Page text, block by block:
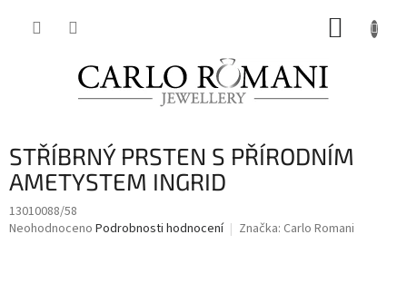
STŘÍBRNÝ PRSTEN S PŘÍRODNÍM
AMETYSTEM INGRID
13010088/58
Průměrné
Neohodnoceno Podrobnosti hodnocení Značka: Carlo Romani